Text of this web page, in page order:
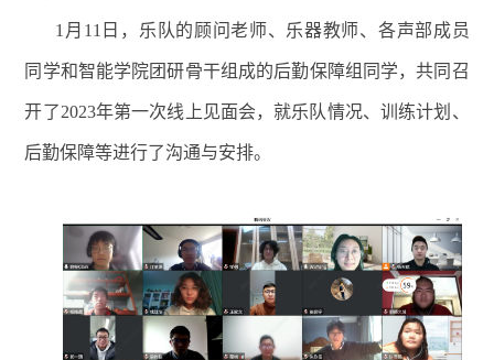
1月11日，乐队的顾问老师、乐器教师、各声部成员
同学和智能学院团研骨干组成的后勤保障组同学，共同召
开了2023年第一次线上见面会，就乐队情况、训练计划、
后勤保障等进行了沟通与安排。